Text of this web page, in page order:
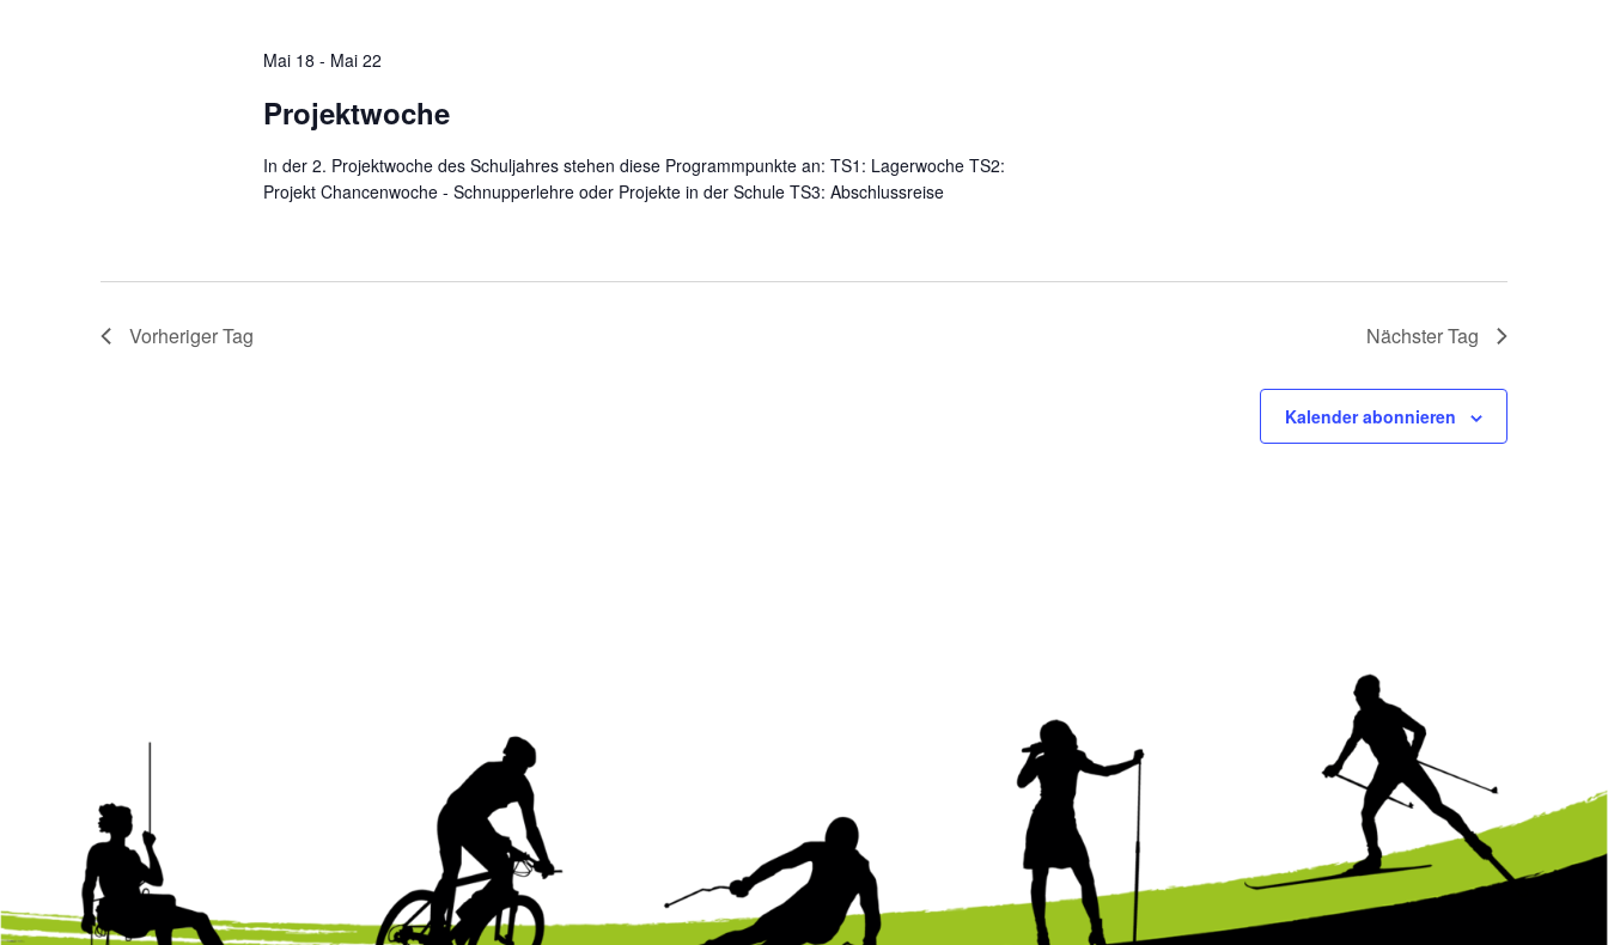
Mai 18 - Mai 22
Projektwoche
In der 2. Projektwoche des Schuljahres stehen diese Programmpunkte an: TS1: Lagerwoche TS2:
Projekt Chancenwoche - Schnupperlehre oder Projekte in der Schule TS3: Abschlussreise
Vorheriger Tag Nächster Tag
Kalender abonnieren